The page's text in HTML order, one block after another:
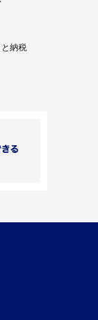
納税